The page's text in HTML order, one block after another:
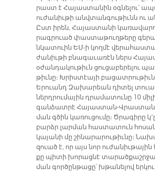
րաստ է Հա­յաս­տա­նին օգ­նե­լու՝
ու­ժա­նիւ­թի անվ­տան­գու­թիւնն ու
Ըստ ի­րեն, Հա­յաս­տա­նի
րագրուած փաս­տա­թուղ­թե­րը
նկա­տուին ԵՄ-ի կող­մէ
ժա­նիւ­թի բնա­գա­ւա­ռէն ներս
օ­ժան­դա­կու­թիւն ցու­ցա­բե­րե­լու
թիւ­նը։ Խրիս­տէա­յի
Երուանդ Զա­խա­րեան դի­տել
ներդ­րու­մա­յին դրա­մա­տու­նը 10
գան­ձատ­րէ Հա­յաս­տան-Վրաս­տան
ման գծին կա­ռու­ցու­մը։ Ծրա­գի­րը
բարձր լար­ման հաս­տա­տուն
կա­յա­նի մը շի­նա­րա­րու­թիւ­նը։
զուած է, որ այս նոր
քը պի­տի խո­րաց­նէ
ման գոր­ծըն­թա­ցը՝ խթա­նե­լով եր­կու